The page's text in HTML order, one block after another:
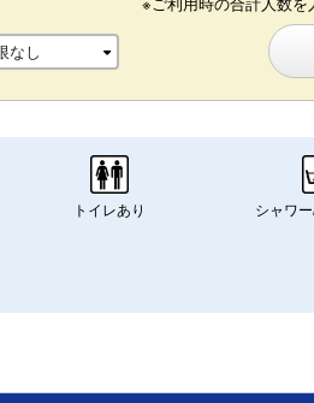
トイレあり シャワ